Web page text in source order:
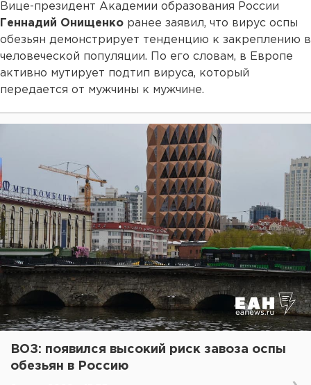
Вице-президент Академии образования России
Геннадий Онищенко ранее заявил, что вирус оспы
обезьян демонстрирует тенденцию к закреплению в
человеческой популяции. По его словам, в Европе
активно мутирует подтип вируса, который
передается от мужчины к мужчине.
ВОЗ: появился высокий риск завоза оспы
обезьян в Россию